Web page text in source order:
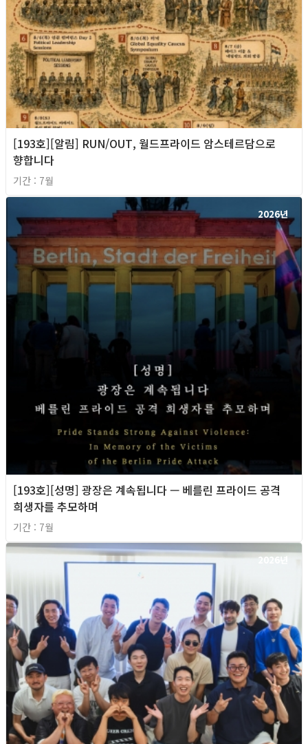
[193호][알림] RUN/OUT, 월드프라이드 암스테르담으로
향합니다
기간 : 7월
2026년
[193호][성명] 광장은 계속됩니다 — 베를린 프라이드 공격
희생자를 추모하며
기간 : 7월
2026년